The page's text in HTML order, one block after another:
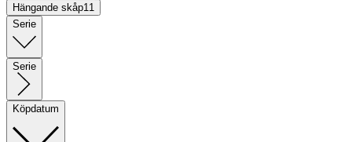
Hängande skåp11
Serie
Serie
Köpdatum